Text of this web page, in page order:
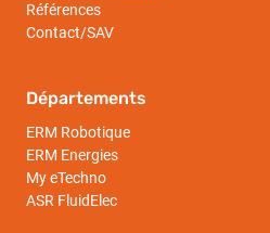
Références
Contact/SAV
Départements
ERM Robotique
ERM Energies
My eTechno
ASR FluidElec